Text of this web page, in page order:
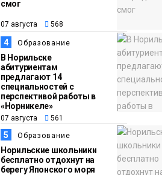
13:59
07 августа
Новости
«Домик
«Самолёт в
появятся в
смог
07 августа 568
4 Образование
В Норильске
абитуриентам
предлагают 14
специальностей с
перспективой работы в
«Норникеле»
07 августа 561
5 Образование
Норильские школьники
бесплатно отдохнут на
берегу Японского моря